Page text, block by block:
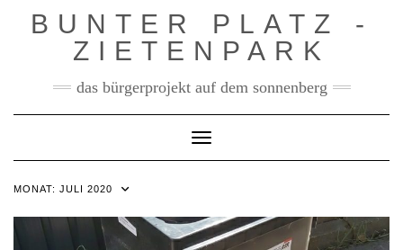
BUNTER PLATZ -
ZIETENPARK
das bürgerprojekt auf dem sonnenberg
Toggle Navigation
MONAT: JULI 2020